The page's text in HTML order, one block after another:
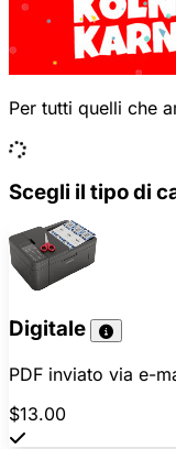
Per tutti quelli che
Scegli il tipo di
Digitale
PDF inviato via e-
$13.00